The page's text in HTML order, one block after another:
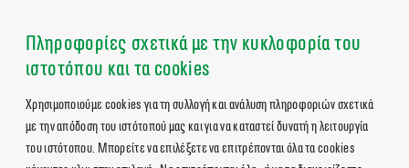
Πληροφορίες σχετικά με την κυκλοφορία του
ιστοτόπου και τα cookies
Χρησιμοποιούμε cookies για τη συλλογή και ανάλυση πληροφοριών σχετικά
με την απόδοση του ιστότοπού μας και για να καταστεί δυνατή η λειτουργία
του ιστότοπου. Μπορείτε να επιλέξετε να επιτρέπονται όλα τα cookies